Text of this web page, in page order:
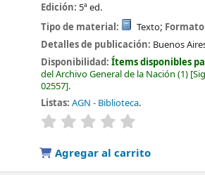
Edición: 5ª ed.
Tipo de material:
Texto;
Detalles de publicación: Buenos
Disponibilidad:Ítems disponibles
del Archivo General de la Nación (1)
02557 .
Listas: AGN - Biblioteca.
valoración
Agregar al carrito